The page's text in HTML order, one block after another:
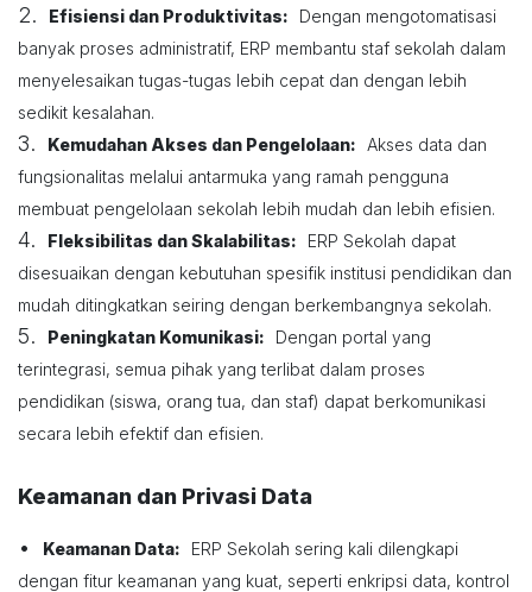
2.
Efisiensi dan Produktivitas:
Dengan mengotomatisasi
banyak proses administratif, ERP membantu staf sekolah dalam
menyelesaikan tugas-tugas lebih cepat dan dengan lebih
sedikit kesalahan.
3. Kemudahan Akses dan Pengelolaan: Akses data dan
fungsionalitas melalui antarmuka yang ramah pengguna
membuat pengelolaan sekolah lebih mudah dan lebih efisien.
4. Fleksibilitas dan Skalabilitas:
ERP Sekolah dapat
disesuaikan dengan kebutuhan spesifik institusi pendidikan dan
mudah ditingkatkan seiring dengan berkembangnya sekolah.
5. Peningkatan Komunikasi:
Dengan portal yang
terintegrasi, semua pihak yang terlibat dalam proses
pendidikan (siswa, orang tua, dan staf) dapat berkomunikasi
secara lebih efektif dan efisien.
Keamanan dan Privasi Data
• Keamanan Data:
ERP Sekolah sering kali dilengkapi
dengan fitur keamanan yang kuat, seperti enkripsi data, kontrol